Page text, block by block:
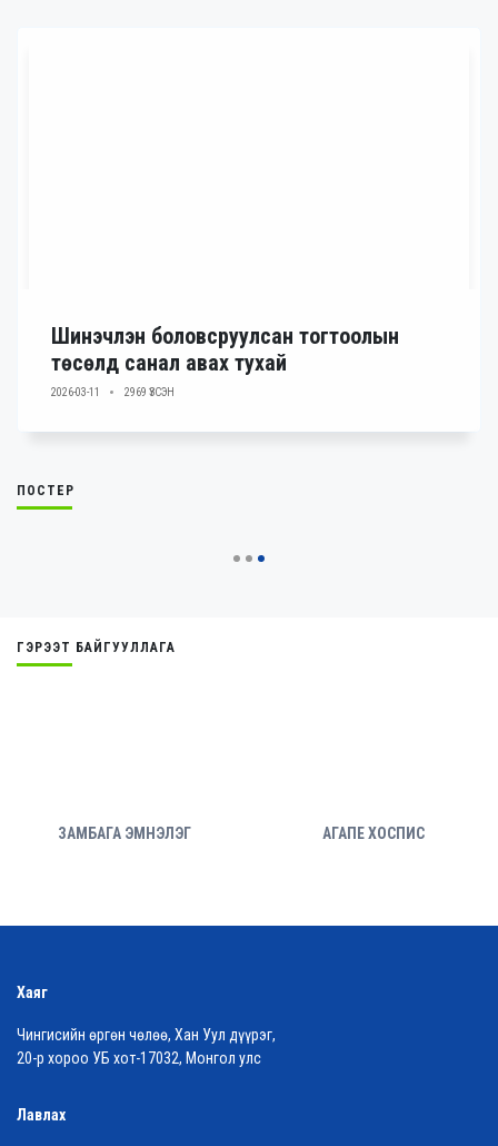
Шинэчлэн боловсруулсан тогтоолын
төсөлд санал авах тухай
2026-03-11 2969 ҮЗСЭН
ПОСТЕР
ГЭРЭЭТ БАЙГУУЛЛАГА
АГАПЕ ХОСПИС ЛЮКС ДИАЛИЗ
Хаяг
Чингисийн өргөн чөлөө, Хан Уул дүүрэг,
20-р хороо УБ хот-17032, Монгол улс
Лавлах